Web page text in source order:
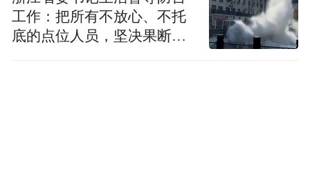
工作：把所有不放心、不托
底的点位人员，坚决果断转